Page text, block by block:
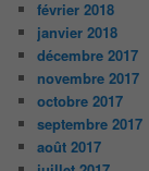
février 2018
janvier 2018
décembre 2017
novembre 2017
octobre 2017
septembre 2017
août 2017